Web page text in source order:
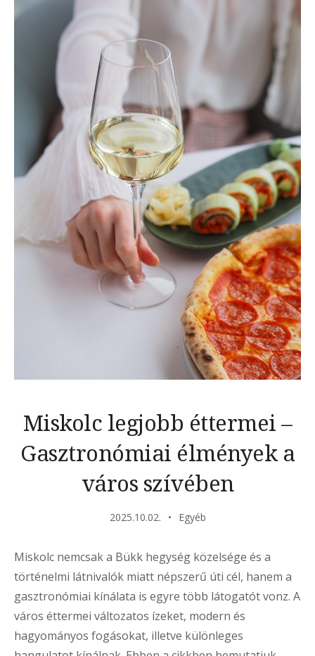
Miskolc legjobb éttermei –
Gasztronómiai élmények a
város szívében
2025.10.02. Egyéb
Miskolc nemcsak a Bükk hegység közelsége és a
történelmi látnivalók miatt népszerű úti cél, hanem a
gasztronómiai kínálata is egyre több látogatót vonz. A
város éttermei változatos ízeket, modern és
hagyományos fogásokat, illetve különleges